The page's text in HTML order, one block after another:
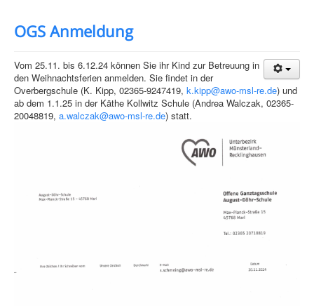
OGS Anmeldung
Vom 25.11. bis 6.12.24 können Sie ihr Kind zur Betreuung in
den Weihnachtsferien anmelden. Sie findet in der
Overbergschule (K. Kipp, 02365-9247419, k.kipp@awo-msl-re.de) und
ab dem 1.1.25 in der Käthe Kollwitz Schule (Andrea Walczak, 02365-
20048819, a.walczak@awo-msl-re.de) statt.